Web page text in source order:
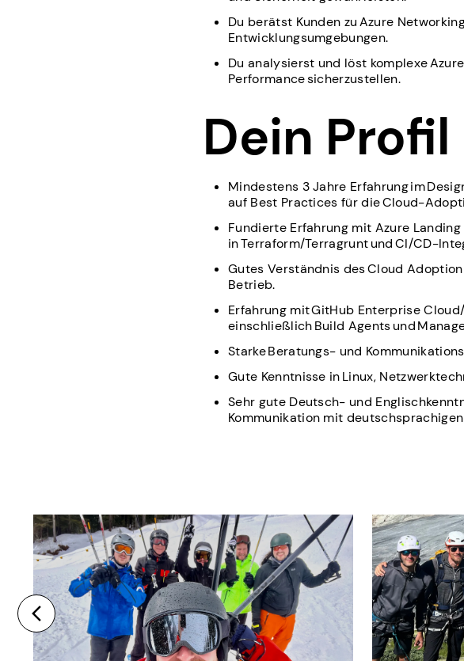
Du berätst Kunden zu Azure
Entwicklungsumgebungen.
Du analysierst und löst komplexe
Performance sicherzustellen.
Dein
Mindestens 3 Jahre Erfahrung im
auf Best Practices für die Cloud-
Fundierte Erfahrung mit Azure
in Terraform/Terragrunt und CI/CD-
Gutes Verständnis des Cloud
Betrieb.
Erfahrung mit GitHub Enterprise
einschließlich Build Agents und
Starke Beratungs- und
Gute Kenntnisse in Linux,
Sehr gute Deutsch- und
Kommunikation mit deutschsprachigen